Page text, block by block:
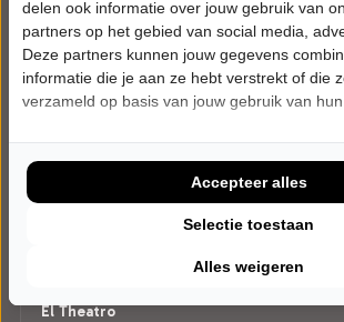
El Theatro
delen ook informatie over jouw gebruik van
partners op het gebied van social media,
Deze partners kunnen jouw gegevens
informatie die je aan ze hebt verstrekt of die
verzameld op basis van jouw gebruik van hun
Alles weigeren
Selectie toestaan
Accepteer alles